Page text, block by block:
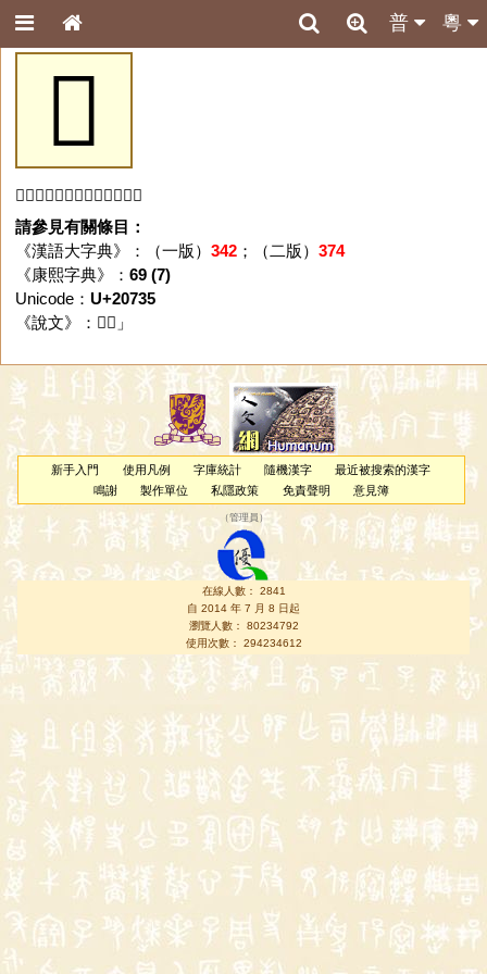
粵
普
𠜵
「𠜵」字未收錄於本資料庫。
請參見有關條目：
《漢語大字典》：（一版） 342；（二版） 374
《康熙字典》： 69 (7)
Unicode： U+20735
《說文》：「 𠜵 」
新手入門 使用凡例 字庫統計 隨機漢字
最近被搜索的漢字
鳴謝
製作單位 私隱政策 免責聲明 意見簿
（管理員 ）
在線人數： 2841
自 2014 年 7 月 8 日起
瀏覽人數： 80234792
使用次數： 294234612